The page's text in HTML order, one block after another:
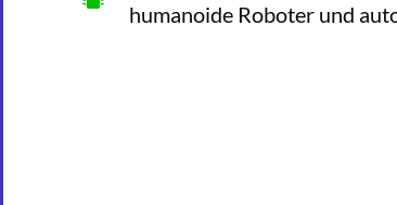
humanoide Roboter und